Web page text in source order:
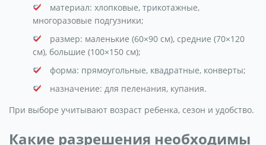
материал: хлопковые, трикотажные,
многоразовые подгузники;
размер: маленькие (60×90 см), средние (70×120
см), большие (100×150 см);
форма: прямоугольные, квадратные, конверты;
назначение: для пеленания, купания.
При выборе учитывают возраст ребенка, сезон и удобство.
Какие разрешения необходимы